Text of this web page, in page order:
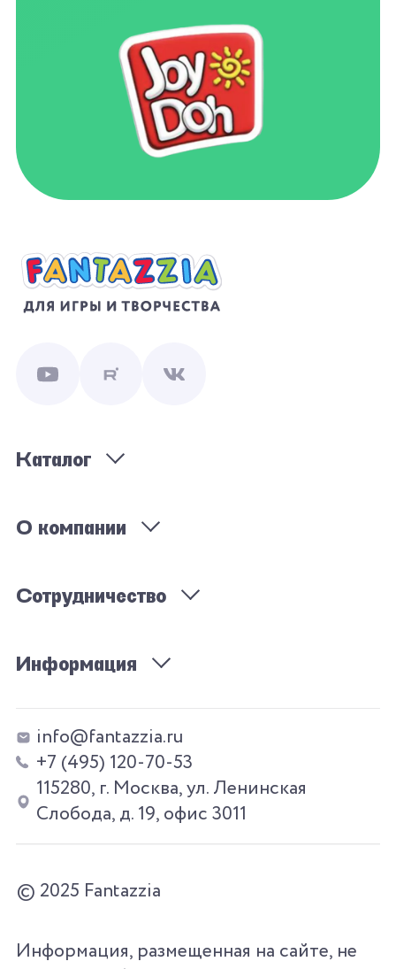
Каталог
О компании
Сотрудничество
Информация
info@fantazzia.ru
+7 (495) 120-70-53
115280, г. Москва, ул. Ленинская
Слобода, д. 19, офис 3011
© 2025 Fantazzia
Информация, размещенная на сайте, не